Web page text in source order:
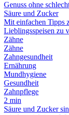
Genuss ohne
Säure und Zucker
Mit einfachen Tipps
Lieblingsspeisen zu
Zähne
Zähne
Zahngesundheit
Ernährung
Mundhygiene
Gesundheit
Zahnpflege
2 min
Säure und Zucker